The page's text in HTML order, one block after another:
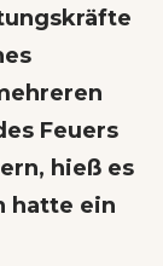
Feuers
hieß es
hatte ein